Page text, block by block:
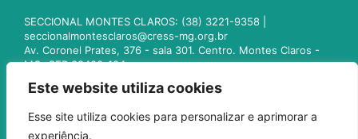
Este website utiliza cookies
Esse site utiliza cookies para personalizar e aprimorar a
experiência.
SECCIONAL MONTES CLAROS: (38) 3221-9358 |
seccionalmontesclaros@cress-mg.org.br
Av. Coronel Prates, 376 - sala 301. Centro. Montes Claros -
MG. CEP 39400-104
seccionaluberlandia@cress-mg.org.br
Av. Afonso Pena, 547 - sala 101. Uberlândia - MG. CEP